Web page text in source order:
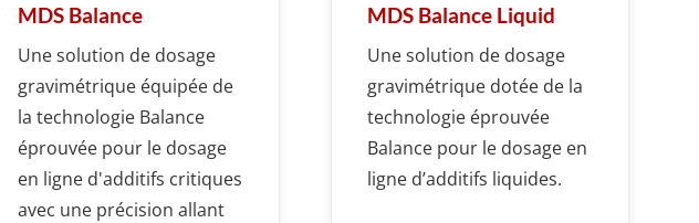
MDS Balance
Une solution de dosage
gravimétrique équipée de
la technologie Balance
éprouvée pour le dosage
en ligne d'additifs critiques
avec une précision allant
MDS Balance Liquid
Une solution de dosage
gravimétrique dotée de la
technologie éprouvée
Balance pour le dosage en
ligne d’additifs liquides.